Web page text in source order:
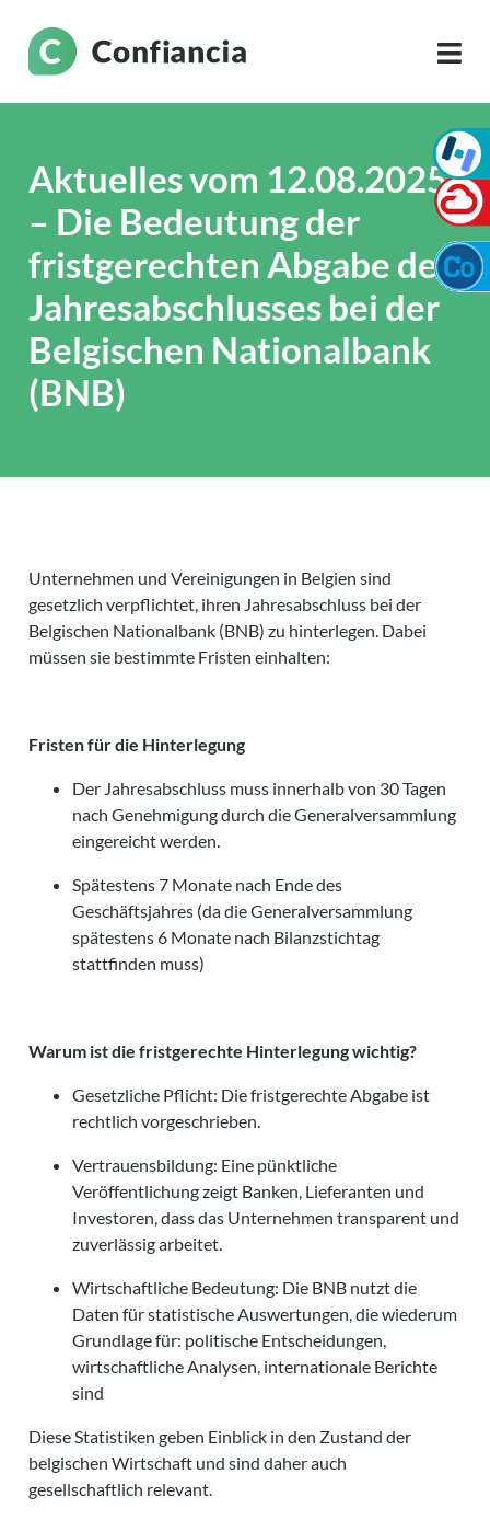
Aktuelles vom 12.08.2025
– Die Bedeutung der
fristgerechten Abgabe des
Jahresabschlusses bei der
Belgischen Nationalbank
(BNB)
Unternehmen und Vereinigungen in Belgien sind
gesetzlich verpflichtet, ihren Jahresabschluss bei der
Belgischen Nationalbank (BNB) zu hinterlegen. Dabei
müssen sie bestimmte Fristen einhalten:
Fristen für die Hinterlegung
Der Jahresabschluss muss innerhalb von 30 Tagen
nach Genehmigung durch die Generalversammlung
eingereicht werden.
Spätestens 7 Monate nach Ende des
Geschäftsjahres (da die Generalversammlung
spätestens 6 Monate nach Bilanzstichtag
stattfinden muss)
Warum ist die fristgerechte Hinterlegung wichtig?
Gesetzliche Pflicht: Die fristgerechte Abgabe ist
rechtlich vorgeschrieben.
Vertrauensbildung: Eine pünktliche
Veröffentlichung zeigt Banken, Lieferanten und
Investoren, dass das Unternehmen transparent und
zuverlässig arbeitet.
Wirtschaftliche Bedeutung: Die BNB nutzt die
Daten für statistische Auswertungen, die wiederum
Grundlage für: politische Entscheidungen,
wirtschaftliche Analysen, internationale Berichte
sind
Diese Statistiken geben Einblick in den Zustand der
belgischen Wirtschaft und sind daher auch
gesellschaftlich relevant.